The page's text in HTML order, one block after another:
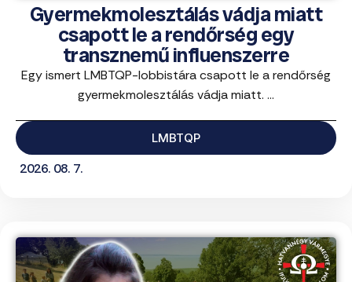
Gyermekmolesztálás vádja miatt
csapott le a rendőrség egy
transznemű influenszerre
Egy ismert LMBTQP-lobbistára csapott le a rendőrség
gyermekmolesztálás vádja miatt. ...
LMBTQP
2026. 08. 7.